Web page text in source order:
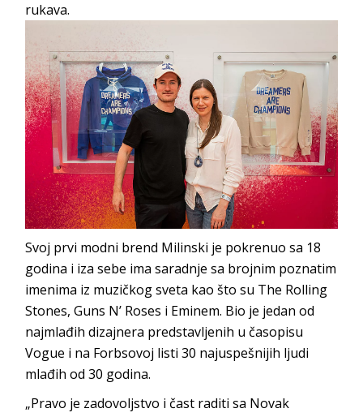
rukava.
Svoj prvi modni brend Milinski je pokrenuo sa 18
godina i iza sebe ima saradnje sa brojnim poznatim
imenima iz muzičkog sveta kao što su The Rolling
Stones, Guns N’ Roses i Eminem. Bio je jedan od
najmlađih dizajnera predstavljenih u časopisu
Vogue i na Forbsovoj listi 30 najuspešnijih ljudi
mlađih od 30 godina.
„Pravo je zadovoljstvo i čast raditi sa Novak